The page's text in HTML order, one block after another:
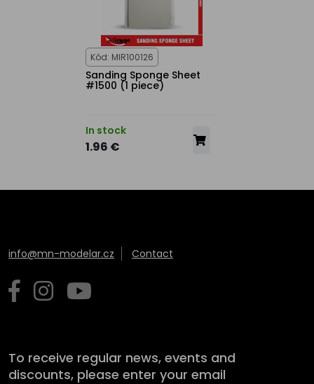
Kód: MIR100126
Sanding Sponge Sheet
#1500 (1 piece)
In stock
1.96 €
info@mn-modelar.cz Contact
To receive regular news, events and
discounts, please enter your email